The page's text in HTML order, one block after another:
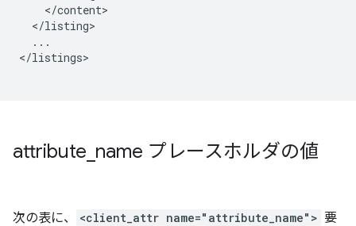
...
</listings>
attribute name プレースホルダの値
次の表に、 <client_attr name="attribute_name"> 要